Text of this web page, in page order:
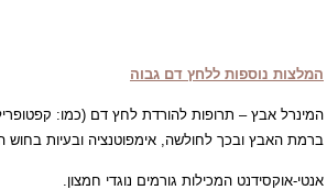
המלצות נוספות ללחץ דם גבוה
המינרל אבץ – תרופות להורדת לחץ דם (כמו:
ברמת האבץ ובכך לחולשה, אימפוטנציה ובעיות בחוש
אנטי-אוקסידנט המכילות גורמים נוגדי חמצון.